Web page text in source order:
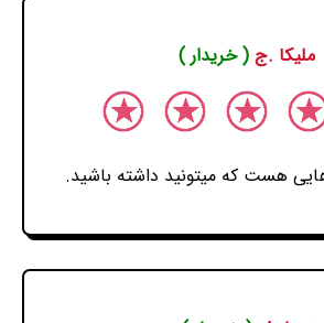
ملیکا .ج ( خریدار )
هست که میتونید داشته باشید.